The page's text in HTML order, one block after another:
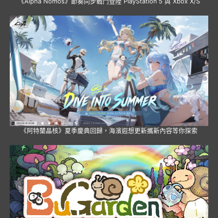
《阿特蘭晶核》夏季慶典回歸，海濱遐想更新攜新內容等你探索